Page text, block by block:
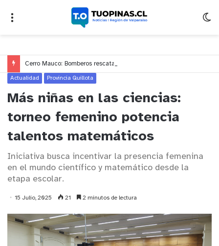
Actualidad Provincia Quillota
Más niñas en las ciencias:
torneo femenino potencia
talentos matemáticos
Iniciativa busca incentivar la presencia femenina
en el mundo científico y matemático desde la
etapa escolar.
15 Julio, 2025 21 2 minutos de lectura